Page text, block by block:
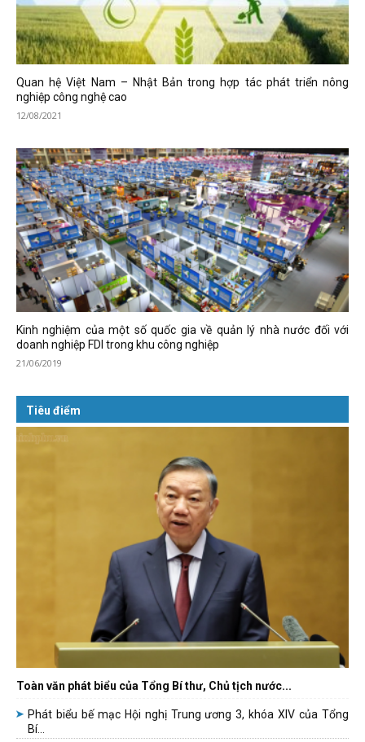
Quan hệ Việt Nam – Nhật Bản trong hợp tác phát triển nông
nghiệp công nghệ cao
12/08/2021
Kinh nghiệm của một số quốc gia về quản lý nhà nước đối với
doanh nghiệp FDI trong khu công nghiệp
21/06/2019
Tiêu điểm
Toàn văn phát biểu của Tổng Bí thư, Chủ tịch nước...
Phát biểu bế mạc Hội nghị Trung ương 3, khóa XIV của Tổng
Bí...